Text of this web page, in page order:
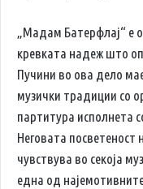
„Мадам Батерфлај“ е
кревката надеж што
Пучини во ова дело
музички традиции со
партитура исполнета
Неговата посветеност
чувствува во секоја
една од